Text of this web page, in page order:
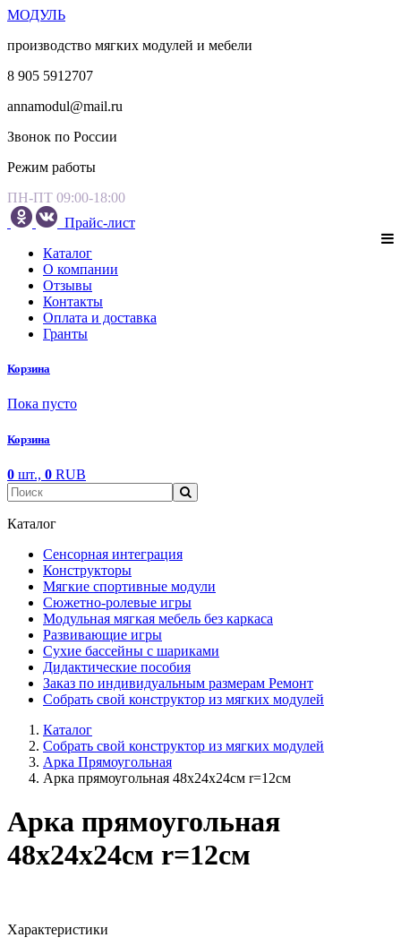
МОДУЛЬ
производство мягких модулей и мебели
8 905 5912707
annamodul@mail.ru
Звонок по России
Режим работы
ПН-ПТ 09:00-18:00
Прайс-лист
Каталог
О компании
Отзывы
Контакты
Оплата и доставка
Гранты
Корзина
Пока пусто
Корзина
0 шт., 0 RUB
Каталог
Сенсорная интеграция
Конструкторы
Мягкие спортивные модули
Cюжетно-ролевые игры
Модульная мягкая мебель без каркаса
Развивающие игры
Сухие бассейны с шариками
Дидактические пособия
Заказ по индивидуальным размерам Ремонт
Собрать свой конструктор из мягких модулей
Каталог
Собрать свой конструктор из мягких модулей
Арка Прямоугольная
Арка прямоугольная 48х24х24см r=12см
Арка прямоугольная
48х24х24см r=12см
Характеристики